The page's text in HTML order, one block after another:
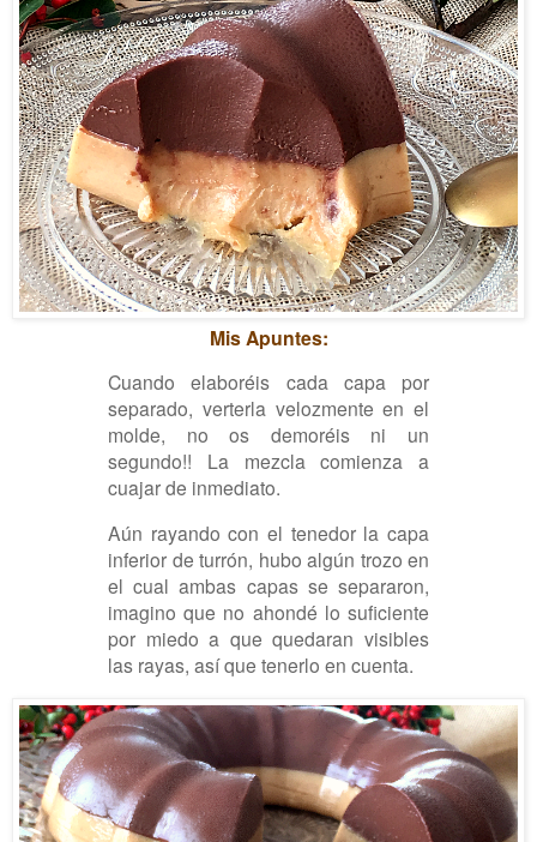
Mis Apuntes:
Cuando elaboréis cada capa por
separado, verterla velozmente en el
molde, no os demoréis ni un
segundo!! La mezcla comienza a
cuajar de inmediato.
Aún rayando con el tenedor la capa
inferior de turrón, hubo algún trozo en
el cual ambas capas se separaron,
imagino que no ahondé lo suficiente
por miedo a que quedaran visibles
las rayas, así que tenerlo en cuenta.